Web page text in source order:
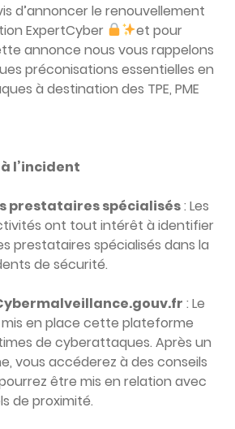
d’annoncer le renouvellement
ExpertCyber
et pour
annonce nous vous rappelons
préconisations essentielles en
à destination des TPE, PME
l’incident
prestataires spécialisés: Les
ont tout intérêt à identifier
prestataires spécialisés dans la
de sécurité.
: Le
en place cette plateforme
de cyberattaques. Après un
vous accéderez à des conseils
être mis en relation avec
de proximité.